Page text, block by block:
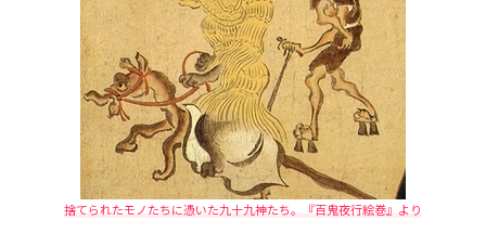
捨てられたモノたちに憑いた九十九神たち。『百鬼夜行絵巻』より